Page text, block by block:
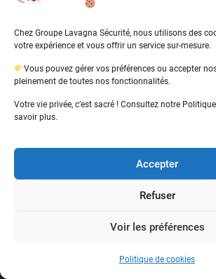
Chez Groupe Lavagna Sécurité, nous utilisons des
votre expérience et vous offrir un service sur-mesure.
Vous pouvez gérer vos préférences ou accepter
pleinement de toutes nos fonctionnalités.
Votre vie privée, c’est sacré ! Consultez notre
savoir plus.
Accepter
Refuser
Voir les préférences
Politique de cookies